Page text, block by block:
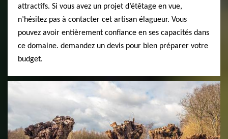
attractifs. Si vous avez un projet d’étêtage en vue,
n’hésitez pas à contacter cet artisan élagueur. Vous
pouvez avoir entièrement confiance en ses capacités dans
ce domaine. demandez un devis pour bien préparer votre
budget.